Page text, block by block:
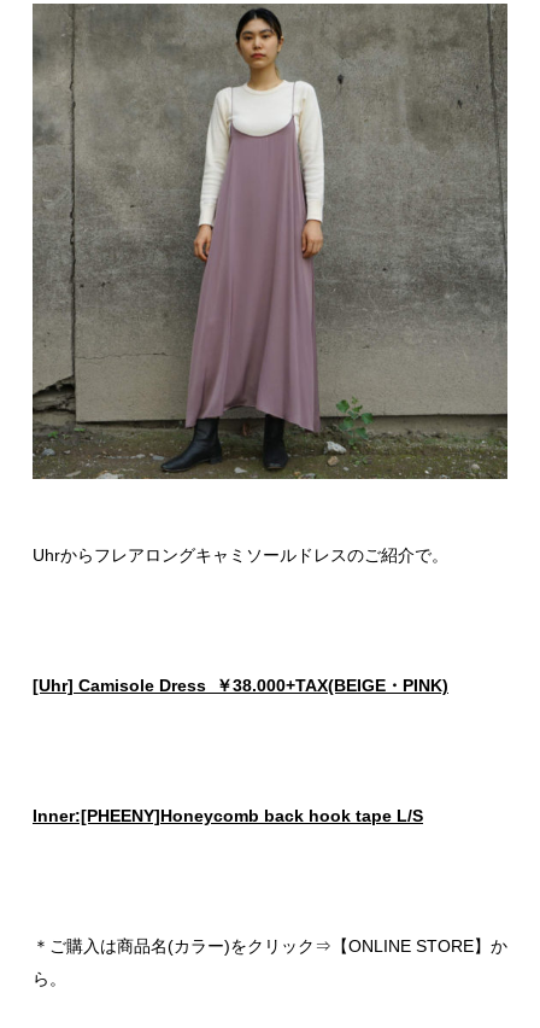
Uhrからフレアロングキャミソールドレスのご紹介で。
[Uhr] Camisole Dress ￥38.000+TAX(BEIGE・PINK)
Inner:[PHEENY]Honeycomb back hook tape L/S
＊ご購入は商品名(カラー)をクリック⇒【ONLINE STORE】か
ら。